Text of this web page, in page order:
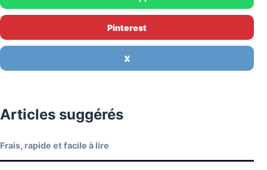
Pinterest
X
Articles suggérés
Frais, rapide et facile à lire